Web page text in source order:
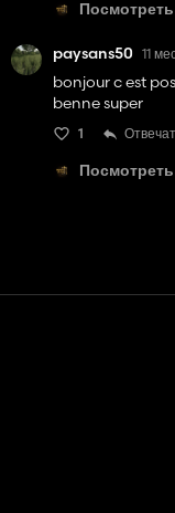
Посмотреть
paysans50 11
bonjour c est
benne super
1
Посмотреть